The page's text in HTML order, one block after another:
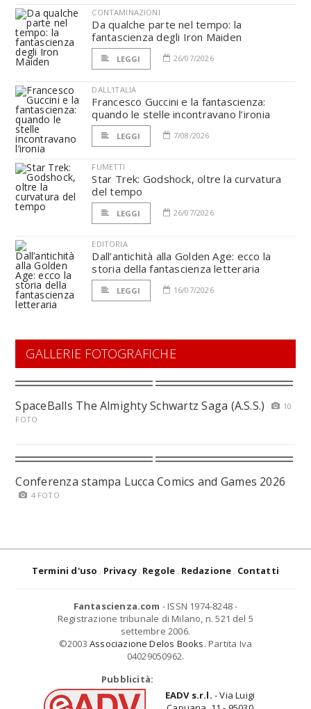
CONTAMINAZIONI
Da qualche parte nel tempo: la
fantascienza degli Iron Maiden
LEGGI 26/07/2026
DALL'ITALIA
Francesco Guccini e la fantascienza:
quando le stelle incontravano l’ironia
LEGGI 7/08/2026
FUMETTI
Star Trek: Godshock, oltre la curvatura
del tempo
LEGGI 26/07/2026
EDITORIA
Dall’antichità alla Golden Age: ecco la
storia della fantascienza letteraria
LEGGI 16/07/2026
GALLERIE FOTOGRAFICHE
SpaceBalls The Almighty Schwartz Saga (A.S.S.)
10
FOTO
Conferenza stampa Lucca Comics and Games 2026
4 FOTO
Termini d'uso Privacy Regole Redazione Contatti
Fantascienza.com - ISSN 1974-8248 -
Registrazione tribunale di Milano, n. 521 del 5
settembre 2006.
©2003 Associazione Delos Books. Partita Iva
04029050962.
Pubblicità:
EADV s.r.l. - Via Luigi